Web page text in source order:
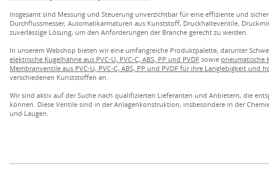
Insgesamt sind Messung und Steuerung unverzichtbar für eine effiziente und
Durchflussmesser, Automatikarmaturen aus Kunststoff, Druckhalteventile,
zuverlässige Lösung, um den Anforderungen der Branche gerecht zu werden.
In unserem Webshop bieten wir eine umfangreiche Produktpalette, darunter
elektrische Kugelhähne aus PVC-U, PVC-C, ABS, PP und PVDF sowie pneumatische
Membranventile aus PVC-U, PVC-C, ABS, PP und PVDF für ihre Langlebigkeit und
verschiedenen Kunststoffen an.
Wir sind aktiv auf der Suche nach qualifizierten Lieferanten und Anbietern, die
können. Diese Ventile sind in der Anlagenkonstruktion, insbesondere in der
und Laugen.